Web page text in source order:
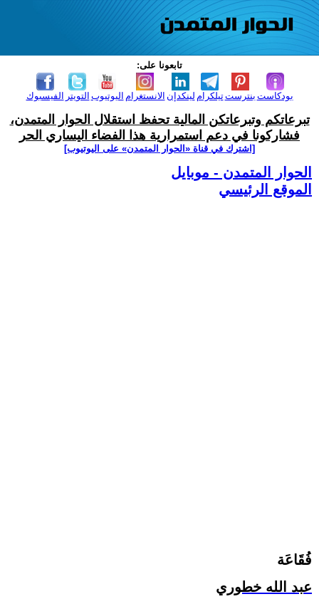
تابعونا على:
الفيسبوك التويتر اليوتيوب الانستغرام لينكدإن تيلكرامبنترست بودكاست
تبرعاتكم وتبرعاتكن المالية تحفظ استقلال الحوار المتمدن،
فشاركونا في دعم استمرارية هذا الفضاء اليساري الحر
[اشترك في قناة ‫«الحوار المتمدن» على اليوتيوب]
الحوار المتمدن - موبايل
الموقع الرئيسي
فُقَاعَة
عبد الله خطوري